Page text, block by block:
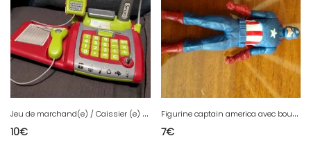
J
eu de marchand(e) / Caissier (e) avec billets et pieces en bon etat
10€
F
igurine captain america avec bouclier Marvel 2015
7€